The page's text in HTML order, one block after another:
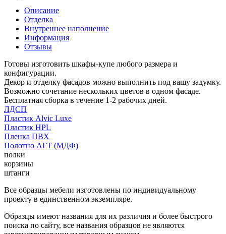
Описание
Отделка
Внутреннее наполнение
Информация
Отзывы
Готовы изготовить шкафы-купе любого размера и
конфигурации.
Декор и отделку фасадов можно выполнить под вашу задумку.
Возможно сочетание нескольких цветов в одном фасаде.
Бесплатная сборка в течение 1-2 рабочих дней.
ЛДСП
Пластик Alvic Luxe
Пластик HPL
Пленка ПВХ
Полотно АГТ (МДФ)
полки
корзины
штанги
Все образцы мебели изготовлены по индивидуальному
проекту в единственном экземпляре.
Образцы имеют названия для их различия и более быстрого
поиска по сайту, все названия образцов не являются